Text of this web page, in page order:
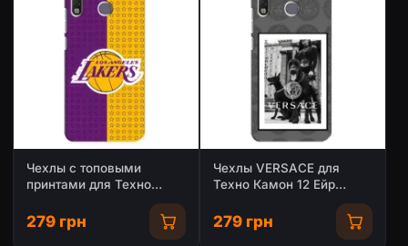
Чехлы с топовыми
принтами для Техно
279 грн
Чехлы VERSACE для
Техно Камон 12 Ейр
279 грн